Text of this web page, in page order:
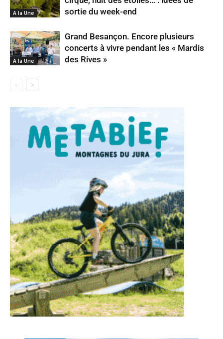
A la Une
sortie du week-end
A la Une
Grand Besançon. Encore plusieurs
concerts à vivre pendant les « Mardis
des Rives »